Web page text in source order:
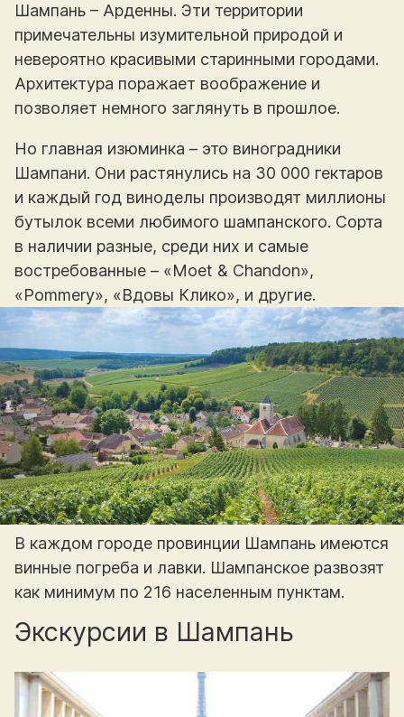
Шампань – Арденны. Эти территории
примечательны изумительной природой и
невероятно красивыми старинными городами.
Архитектура поражает воображение и
позволяет немного заглянуть в прошлое.
Но главная изюминка – это виноградники
Шампани. Они растянулись на 30 000 гектаров
и каждый год виноделы производят миллионы
бутылок всеми любимого шампанского. Сорта
в наличии разные, среди них и самые
востребованные – «Mоet & Chandоn»,
«Рommеry», «Вдовы Клико», и другие.
В каждом городе провинции Шампань имеются
винные погреба и лавки. Шампанское развозят
как минимум по 216 населенным пунктам.
Экскурсии в Шампань